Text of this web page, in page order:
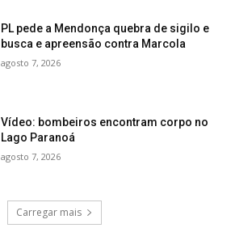
PL pede a Mendonça quebra de sigilo e
busca e apreensão contra Marcola
agosto 7, 2026
Vídeo: bombeiros encontram corpo no
Lago Paranoá
agosto 7, 2026
Carregar mais